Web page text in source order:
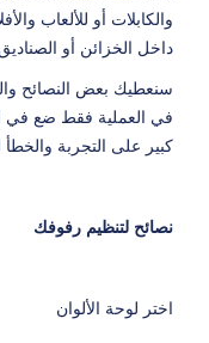
والكابلات أو للألعاب
داخل الخزائن أو
سنعطيك بعض النصائح
في العملية فقط ضع في
كبير على التجربة والخطأ
نصائح لتنظيم رفوفك
اختر لوحة الألوان